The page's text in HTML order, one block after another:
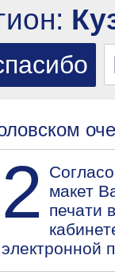
2
макет
печати
электронной